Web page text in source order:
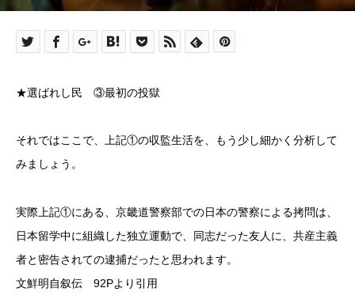
★選ばれし民 ③最初の投獄
それではここで、上記①の収監生活を、もう少し細かく分析して
みましょう。
実際上記①にある、京畿道警察部での日本の警察による拷問は、
日本留学中に組織した独立運動で、同志だった友人に、共産主義
者と密告されての逮捕だったと思われます。
文鮮明自叙伝 92Pより引用